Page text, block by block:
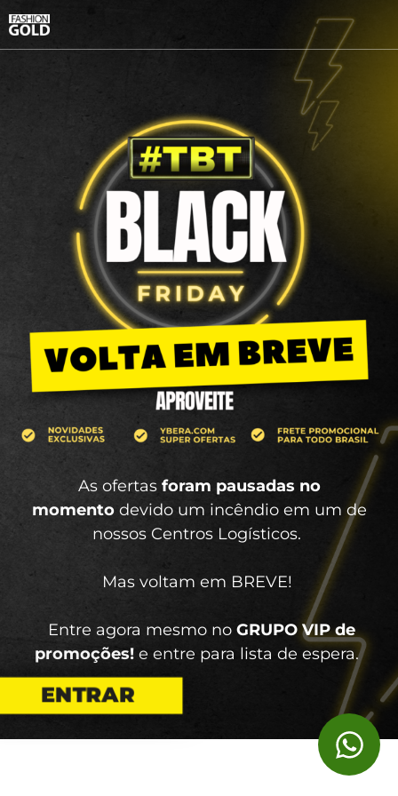
As ofertasforam pausadas no
momentodevido um incêndio em um de
nossos Centros Logísticos.
Mas voltam em BREVE!
Entre agora mesmo no GRUPO VIP de
promoções! e entre para lista de espera.
ENTRAR